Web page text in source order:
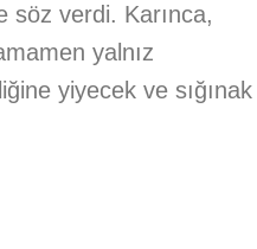
söz verdi. Karınca,
yalnız
yiyecek ve sığınak